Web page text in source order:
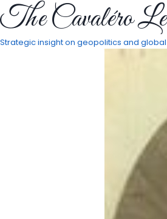
Pular
para
o
The Cavaléro
Strategic insight on geopolitics and